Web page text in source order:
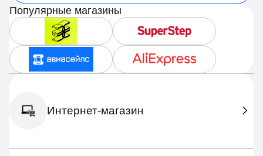
Популярные магазины
Интернет-магазин